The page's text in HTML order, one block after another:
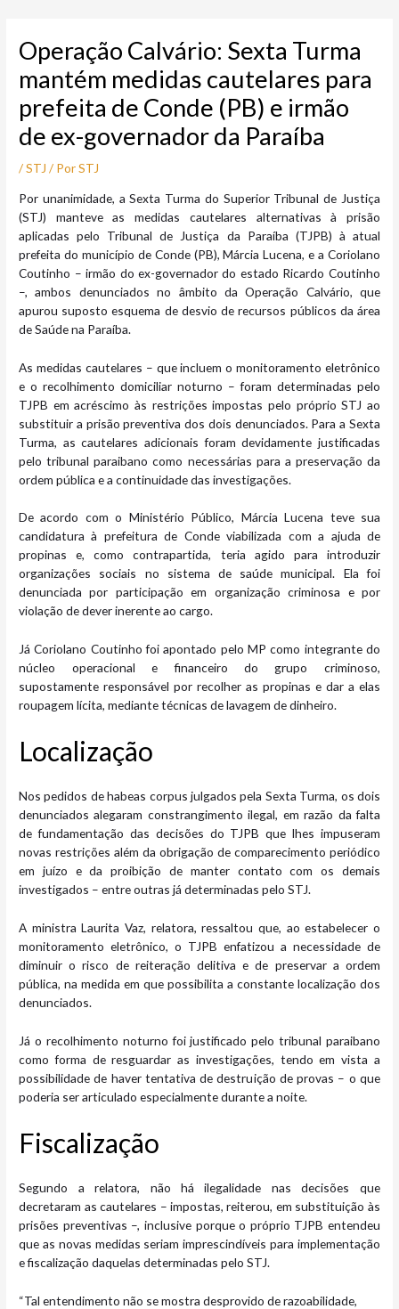
conteúdo
Operação Calvário: Sexta Turma
mantém medidas cautelares para
prefeita de Conde (PB) e irmão
de ex-governador da Paraíba
/STJ / PorSTJ
​Por unanimidade, a Sexta Turma do Superior Tribunal de Justiça
(STJ) manteve as medidas cautelares alternativas à prisão
aplicadas pelo Tribunal de Justiça da Paraíba (TJPB) à atual
prefeita do município de Conde (PB), Márcia Lucena, e a Coriolano
Coutinho – irmão do ex-governador do estado Ricardo Coutinho
–, ambos denunciados no âmbito da Operação Calvário, que
apurou suposto esquema de desvio de recursos públicos da área
de Saúde na Paraíba.
As medidas cautelares – que incluem o monitoramento eletrônico
e o recolhimento domiciliar noturno – foram determinadas pelo
TJPB em acréscimo às restrições impostas pelo próprio STJ ao
substituir a prisão preventiva dos dois denunciados. Para a Sexta
Turma, as cautelares adicionais foram devidamente justificadas
pelo tribunal paraibano como necessárias para a preservação da
ordem pública e a continuidade das investigações.
De acordo com o Ministério Público, Márcia Lucena teve sua
candidatura à prefeitura de Conde viabilizada com a ajuda de
propinas e, como contrapartida, teria agido para introduzir
organizações sociais no sistema de saúde municipal. Ela foi
denunciada por participação em organização criminosa e por
violação de dever inerente ao cargo.
Já Coriolano Coutinho foi apontado pelo MP como integrante do
núcleo operacional e financeiro do grupo criminoso,
supostamente responsável por recolher as propinas e dar a elas
roupagem lícita, mediante técnicas de lavagem de dinheiro.
Locali​​zação
Nos pedidos de habeas corpus julgados pela Sexta Turma, os dois
denunciados alegaram constrangimento ilegal, em razão da falta
de fundamentação das decisões do TJPB que lhes impuseram
novas restrições além da obrigação de comparecimento periódico
em juízo e da proibição de manter contato com os demais
investigados – entre outras já determinadas pelo STJ.
A ministra Laurita Vaz, relatora, ressaltou que, ao estabelecer o
monitoramento eletrônico, o TJPB enfatizou a necessidade de
diminuir o risco de reiteração delitiva e de preservar a ordem
pública, na medida em que possibilita a constante localização dos
denunciados.
Já o recolhimento noturno foi justificado pelo tribunal paraibano
como forma de resguardar as investigações, tendo em vista a
possibilidade de haver tentativa de destruição de provas – o que
poderia ser articulado especialmente durante a noite.
Fiscaliza​ção
Segundo a relatora, não há ilegalidade nas decisões que
decretaram as cautelares – impostas, reiterou, em substituição às
prisões preventivas –, inclusive porque o próprio TJPB entendeu
que as novas medidas seriam imprescindíveis para implementação
e fiscalização daquelas determinadas pelo STJ.
“Tal entendimento não se mostra desprovido de razoabilidade,